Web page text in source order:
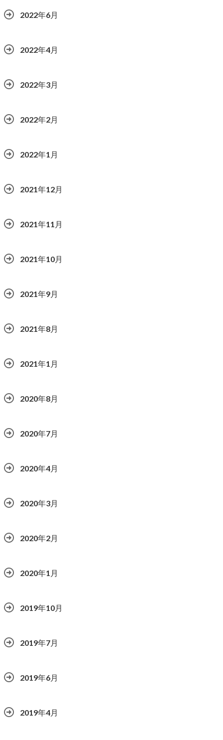
2022年6月
2022年4月
2022年3月
2022年2月
2022年1月
2021年12月
2021年11月
2021年10月
2021年9月
2021年8月
2021年1月
2020年8月
2020年7月
2020年4月
2020年3月
2020年2月
2020年1月
2019年10月
2019年7月
2019年6月
2019年4月